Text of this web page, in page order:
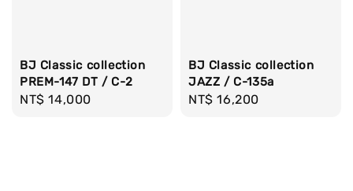
BJ Classic collection
PREM-147 DT / C-2
Regular
NT$ 14,000
BJ Classic collection
JAZZ / C-135a
Regular
NT$ 16,200